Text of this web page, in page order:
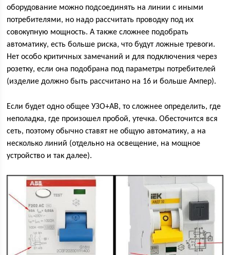
оборудование можно подсоединять на линии с иными
потребителями, но надо рассчитать проводку под их
совокупную мощность. А также сложнее подобрать
автоматику, есть больше риска, что будут ложные тревоги.
Нет особо критичных замечаний и для подключения через
розетку, если она подобрана под параметры потребителей
(изделие должно быть рассчитано на 16 и больше Ампер).
Если будет одно общее УЗО+АВ, то сложнее определить, где
неполадка, где произошел пробой, утечка. Обесточится вся
сеть, поэтому обычно ставят не общую автоматику, а на
несколько линий (отдельно на освещение, на мощное
устройство и так далее).